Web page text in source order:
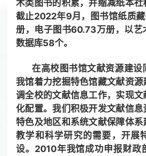
术类图书的积累，并缩减纸本社
截止2022年9月，图书馆纸质
册，电子图书60.73万册，以艺
数据库58个。
在高校图书馆文献资源建设
我馆着力挖掘特色馆藏文献资
调全校的文献信息工作，实现
化配置。我们积极开发文献信
特色及地区和系统文献保障体
教学和科学研究的需要，开展
设。2010年我馆成功申报财政